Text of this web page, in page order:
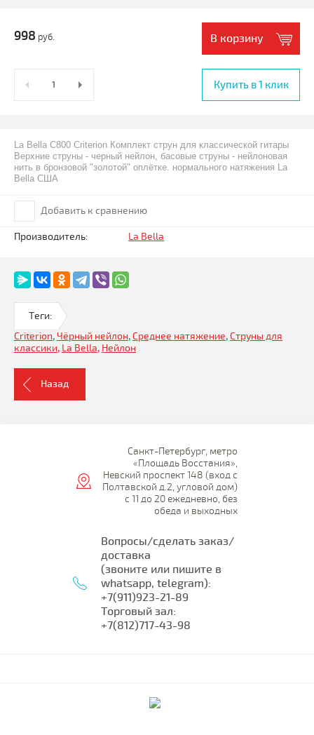
998 руб. В корзину
Купить в 1 клик
La Bella C800 Criterion Комплект струн для классической гитары
Верхние струны - черный нейлон, басовые струны - нейлоновая
нить в бронзовой "золотой" оплётке. нормального натяжения La
Bella США
Добавить к сравнению
Производитель: La Bella
Теги:
Criterion,Чёрный нейлон,Среднее натяжение,Струны для
классики, La Bella, Нейлон
Назад
Санкт-Петербург, метро
«Площадь Восстания»,
Невский проспект 148 (вход с
Полтавской д.2, угловой дом)
с 11 до 20 ежедневно, без
обеда и выходных
Вопросы/сделать заказ/
доставка
(звоните или пишите в
whatsapp, telegram):
+7(911)923-21-89
Торговый зал:
+7(812)717-43-98